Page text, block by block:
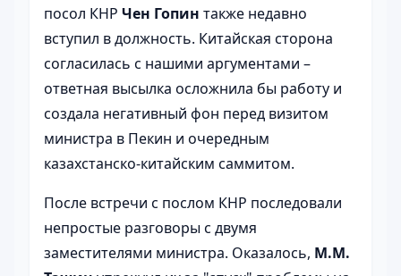
посол КНР Чен Гопин также недавно
вступил в должность. Китайская сторона
согласилась с нашими аргументами –
ответная высылка осложнила бы работу и
создала негативный фон перед визитом
министра в Пекин и очередным
казахстанско-китайским саммитом.
После встречи с послом КНР последовали
непростые разговоры с двумя
заместителями министра. Оказалось, М.М.